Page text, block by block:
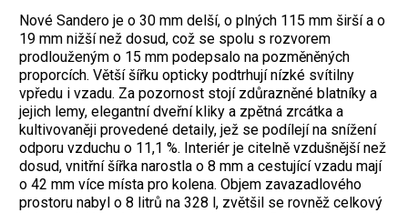
Nové Sandero je o 30 mm delší, o plných 115 mm širší a o
19 mm nižší než dosud, což se spolu s rozvorem
prodlouženým o 15 mm podepsalo na pozměněných
proporcích. Větší šířku opticky podtrhují nízké svítilny
vpředu i vzadu. Za pozornost stojí zdůrazněné blatníky a
jejich lemy, elegantní dveřní kliky a zpětná zrcátka a
kultivovaněji provedené detaily, jež se podílejí na snížení
odporu vzduchu o 11,1 %. Interiér je citelně vzdušnější než
dosud, vnitřní šířka narostla o 8 mm a cestující vzadu mají
o 42 mm více místa pro kolena. Objem zavazadlového
prostoru nabyl o 8 litrů na 328 l, zvětšil se rovněž celkový